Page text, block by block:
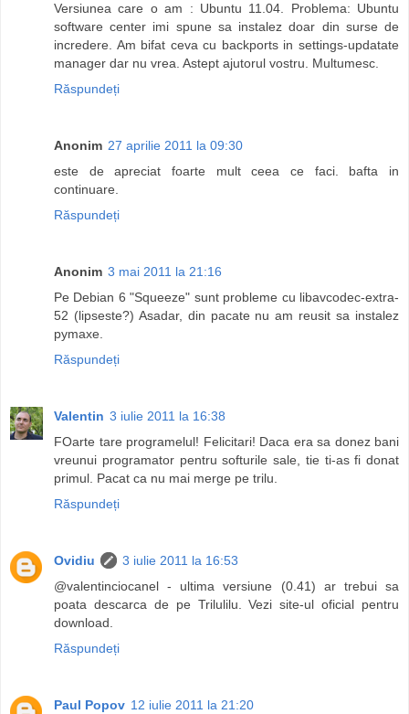
Versiunea care o am : Ubuntu 11.04. Problema: Ubuntu
software center imi spune sa instalez doar din surse de
incredere. Am bifat ceva cu backports in settings-updatate
manager dar nu vrea. Astept ajutorul vostru. Multumesc.
Răspundeți
Anonim 27 aprilie 2011 la 09:30
este de apreciat foarte mult ceea ce faci. bafta in
continuare.
Răspundeți
Anonim 3 mai 2011 la 21:16
Pe Debian 6 "Squeeze" sunt probleme cu libavcodec-extra-
52 (lipseste?) Asadar, din pacate nu am reusit sa instalez
pymaxe.
Răspundeți
Valentin 3 iulie 2011 la 16:38
FOarte tare programelul! Felicitari! Daca era sa donez bani
vreunui programator pentru softurile sale, tie ti-as fi donat
primul. Pacat ca nu mai merge pe trilu.
Răspundeți
Ovidiu
3 iulie 2011 la 16:53
@valentinciocanel - ultima versiune (0.41) ar trebui sa
poata descarca de pe Trilulilu. Vezi site-ul oficial pentru
download.
Răspundeți
Paul Popov 12 iulie 2011 la 21:20